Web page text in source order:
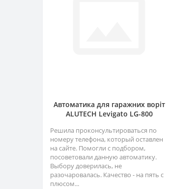
Автоматика для гаражних воріт
ALUTECH Levigato LG-800
Решила проконсультироваться по
номеру телефона, который оставлен
на сайте. Помогли с подбором,
посоветовали данную автоматику.
Выбору доверилась, не
разочаровалась. Качество - на пять с
плюсом...